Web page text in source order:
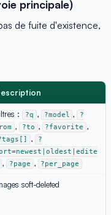
principale)
de fuite d'existence,
: ?q , ?model ,
?
, ?to , ?favorite ,
,
?
, ?page , ?per_page
soft-deleted